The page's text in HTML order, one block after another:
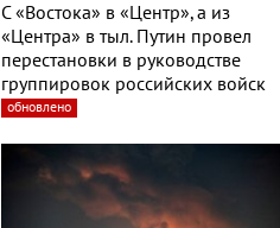
С «Востока» в «Центр», а из
«Центра» в тыл. Путин провел
перестановки в руководстве
группировок российских войск
обновлено